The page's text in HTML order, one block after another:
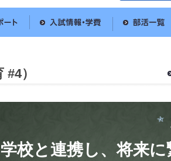
）
校と連携し、将来